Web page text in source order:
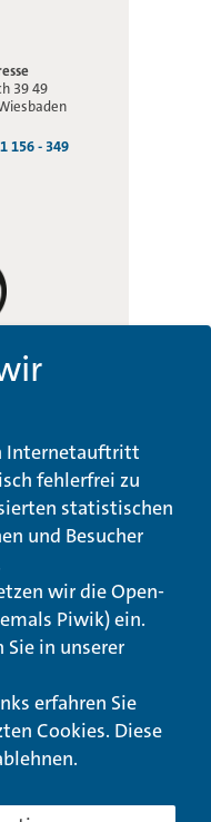
39 49
156 - 349
drucken
Internetauftritt
fehlerfrei zu
statistischen
und Besucher
wir die Open-
Piwik) ein.
in unserer
erfahren Sie
Cookies. Diese